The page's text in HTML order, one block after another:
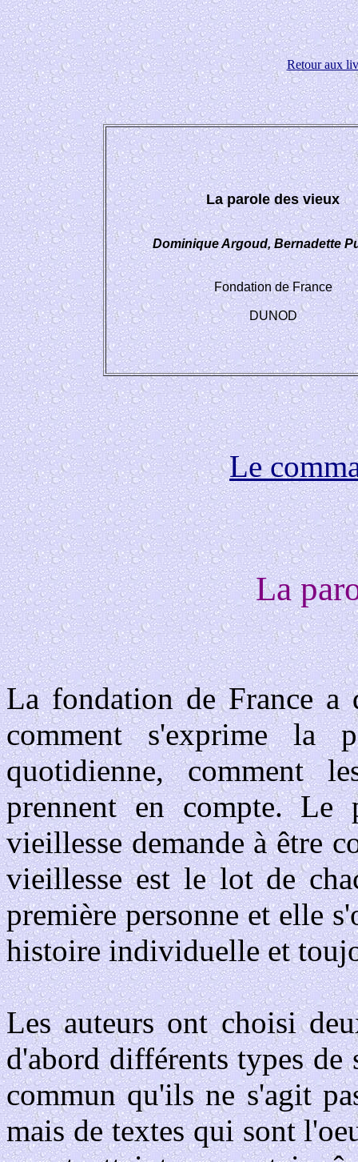
Retour aux
La parole des vieux
Dominique Argoud, Bernadette
Fondation de France
DUNOD
Le
La
La fondation de France a
comment s'exprime la
quotidienne, comment
prennent en compte. Le
vieillesse demande à être
vieillesse est le lot de
première personne et elle
histoire individuelle et
Les auteurs ont choisi
d'abord différents types de
commun qu'ils ne s'agit
mais de textes qui sont